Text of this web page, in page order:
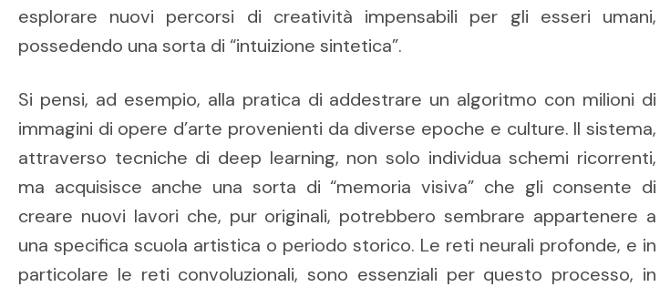
esplorare nuovi percorsi di creatività impensabili per gli esseri umani,
possedendo una sorta di “intuizione sintetica”.
Si pensi, ad esempio, alla pratica di addestrare un algoritmo con milioni di
immagini di opere d’arte provenienti da diverse epoche e culture. Il sistema,
attraverso tecniche di deep learning, non solo individua schemi ricorrenti,
ma acquisisce anche una sorta di “memoria visiva” che gli consente di
creare nuovi lavori che, pur originali, potrebbero sembrare appartenere a
una specifica scuola artistica o periodo storico. Le reti neurali profonde, e in
particolare le reti convoluzionali, sono essenziali per questo processo, in